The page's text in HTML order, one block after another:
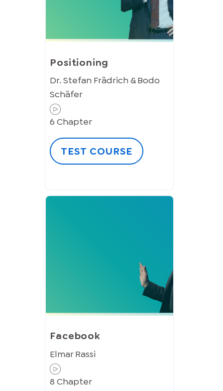
Positioning
Dr. Stefan Frädrich & Bodo
Schäfer
6 Chapter
TEST COURSE
Facebook
Elmar Rassi
8 Chapter